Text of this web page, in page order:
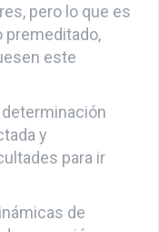
pero lo que es
premeditado,
este
y
para ir
de